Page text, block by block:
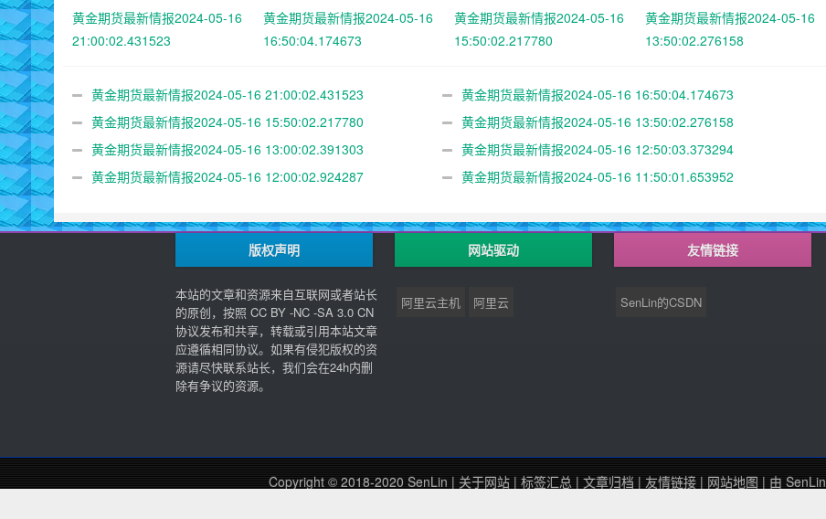
黄金期货最新情报2024-05-16
21:00:02.431523
黄金期货最新情报2024-05-16
16:50:04.174673
黄金期货最新情报2024-05-16
15:50:02.217780
黄金期货最新情报2024-05-16
13:50:02.276158
黄金期货最新情报2024-05-16 21:00:02.431523
黄金期货最新情报2024-05-16 16:50:04.174673
黄金期货最新情报2024-05-16 15:50:02.217780
黄金期货最新情报2024-05-16 13:50:02.276158
黄金期货最新情报2024-05-16 13:00:02.391303
黄金期货最新情报2024-05-16 12:50:03.373294
黄金期货最新情报2024-05-16 12:00:02.924287
黄金期货最新情报2024-05-16 11:50:01.653952
版权声明
本站的文章和资源来自互联网或者站长
的原创，按照 CC BY -NC -SA 3.0 CN
协议发布和共享，转载或引用本站文章
应遵循相同协议。如果有侵犯版权的资
源请尽快联系站长，我们会在24h内删
除有争议的资源。
网站驱动
阿里云主机 阿里云
友情链接
SenLin的CSDN
Copyright © 2018-2020 SenLin | 关于网站| 标签汇总 | 文章归档 | 友情链接| 网站地图 | 由 SenLin